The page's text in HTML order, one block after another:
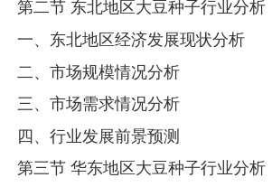
第二节 东北地区大豆种子行业分析
一、东北地区经济发展现状分析
二、市场规模情况分析
三、市场需求情况分析
四、行业发展前景预测
第三节 华东地区大豆种子行业分析